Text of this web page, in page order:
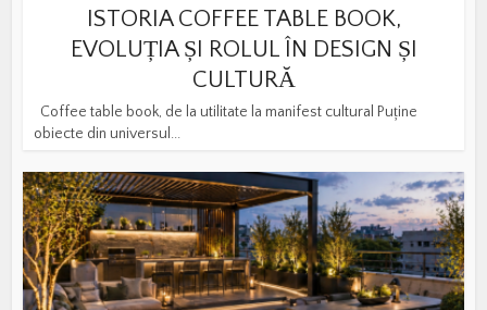
ISTORIA COFFEE TABLE BOOK,
EVOLUȚIA ȘI ROLUL ÎN DESIGN ȘI
CULTURĂ
Coffee table book, de la utilitate la manifest cultural Puține
obiecte din universul...